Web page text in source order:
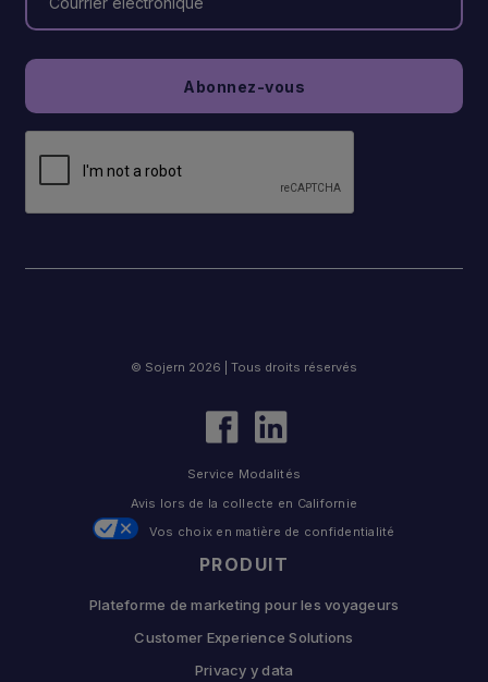
PRODUIT
Plateforme de marketing pour les voyageurs
Customer Experience Solutions
Privacy y data
© Sojern 2026 | Tous droits réservés
Service Modalités
Avis lors de la collecte en Californie
Vos choix en matière de confidentialité